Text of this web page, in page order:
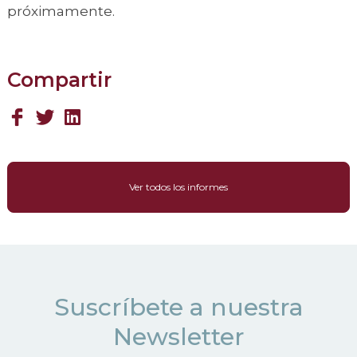
próximamente.
Compartir
Ver todos los informes
Suscríbete a nuestra
Newsletter